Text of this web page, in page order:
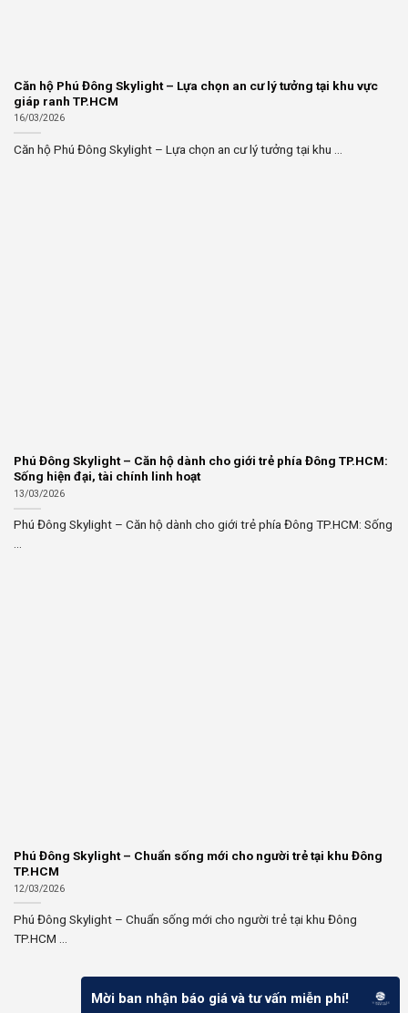
Căn hộ Phú Đông Skylight – Lựa chọn an cư lý tưởng tại khu vực
giáp ranh TP.HCM
16/03/2026
Căn hộ Phú Đông Skylight – Lựa chọn an cư lý tưởng tại khu ...
Phú Đông Skylight – Căn hộ dành cho giới trẻ phía Đông TP.HCM:
Sống hiện đại, tài chính linh hoạt
13/03/2026
Phú Đông Skylight – Căn hộ dành cho giới trẻ phía Đông TP.HCM: Sống
...
Phú Đông Skylight – Chuẩn sống mới cho người trẻ tại khu Đông
TP.HCM
12/03/2026
Phú Đông Skylight – Chuẩn sống mới cho người trẻ tại khu Đông
TP.HCM ...
Mời ban nhận báo giá và tư vấn miễn phí!